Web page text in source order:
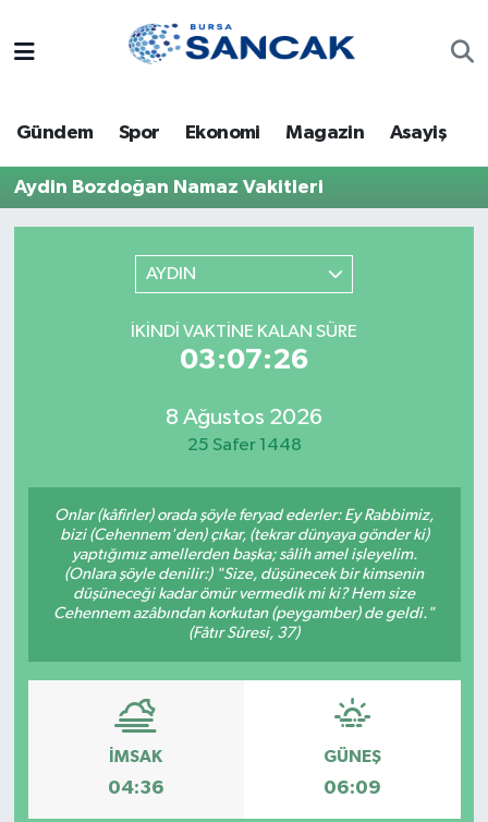
Gündem Spor Ekonomi Magazin Asayiş
Aydin Bozdoğan Namaz Vakitleri
AYDIN
İKINDI VAKTINE KALAN SÜRE
03:07:26
8 Ağustos 2026
25 Safer 1448
Onlar (kâfirler) orada şöyle feryad ederler: Ey Rabbimiz,
bizi (Cehennem'den) çıkar, (tekrar dünyaya gönder ki)
yaptığımız amellerden başka; sâlih amel işleyelim.
(Onlara şöyle denilir:) "Size, düşünecek bir kimsenin
düşüneceği kadar ömür vermedik mi ki? Hem size
Cehennem azâbından korkutan (peygamber) de geldi."
(Fâtır Sûresi, 37)
İMSAK
04:36
GÜNEŞ
06:09
Bursa
Dünya
Sağlık
Siyaset
Trafik Durumu
Süper Lig Puan Durumu ve Fikstür